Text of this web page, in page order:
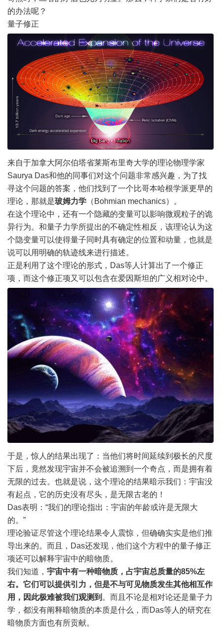
的办法呢？
量子修正
来自于加拿大阿尔伯塔省莱斯布里奇大学的理论物理学家
Saurya Das和他的同事们对这个问题非常感兴趣，为了找
寻这个问题的答案，他们找到了一个比哥本哈根学派更早的
理论，那就是玻姆力学 （Bohmian mechanics）。
在这个理论中，还有一个隐藏的变量可以影响微观粒子的诡
异行为。和量子力学所提出的不确定性相反，该理论认为这
个隐变量可以使得量子同时具有确定的位置和动量，也就是
说可以用明确的轨迹线来进行描述。
正是利用了这个理论的形式，Das等人计算出了一个修正
项，而这个修正项又可以包含在爱因斯坦的广义相对论中。
于是，惊人的结果出现了：当他们将时间延续到极长的尺度
下后，竟然发现宇宙并不会被追溯到一个奇点，而是拥有着
无限的过去。也就是说，这个理论的结果暗示我们：宇宙没
有起点，它的历史没有尽头，是无限古老的！
Das表明：“我们的理论指出：宇宙的年龄或许是无限大
的。”
理论验证尽管这个理论结果令人震惊，但确确实实是他们推
导出来的。而且，Das还发现，他们这个方程中的量子修正
项还可以解释宇宙中的暗物质。
我们知道， 宇宙中有一种暗物质，占宇宙总质量的85%左
右。它们可以提供引力，但是不与可见物质发生其他相互作
用，因此极难被我们观测到 。而且不论是相对论还是量子力
学，都没有阐释暗物质的本质是什么，而Das等人的研究在
暗物质方面也有所贡献。